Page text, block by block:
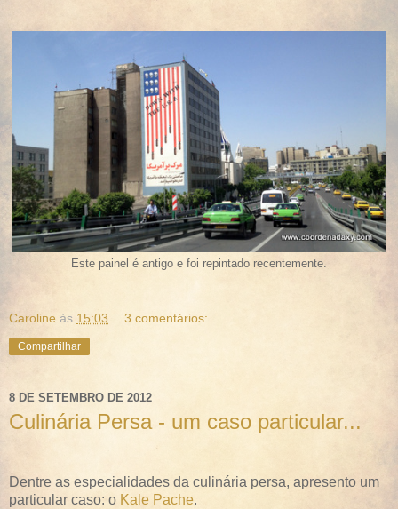
Este painel é antigo e foi repintado recentemente.
Caroline às 15:03 3 comentários:
Compartilhar
8 DE SETEMBRO DE 2012
Culinária Persa - um caso particular...
Dentre as especialidades da culinária persa, apresento um
particular caso: o Kale Pache.